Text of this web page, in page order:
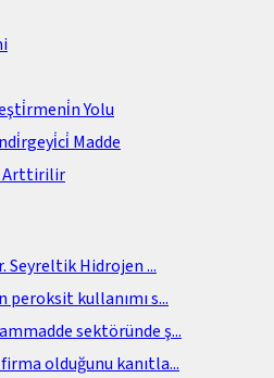
Yolu
Madde
Arttirilir
Seyreltik Hidrojen...
peroksit kullanımı s...
sektöründe ş...
olduğunu kanıtla...